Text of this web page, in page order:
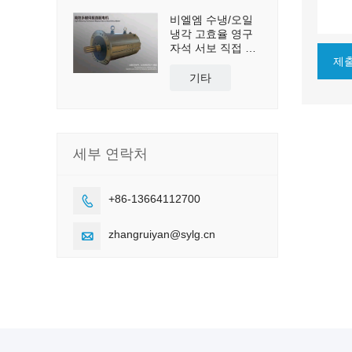
제
비엘엠 수냉/오일
냉각 고효율 영구
자석 서보 직접 구
기타
세부 연락처
 +86-13664112700
 zhangruiyan@sylg.cn